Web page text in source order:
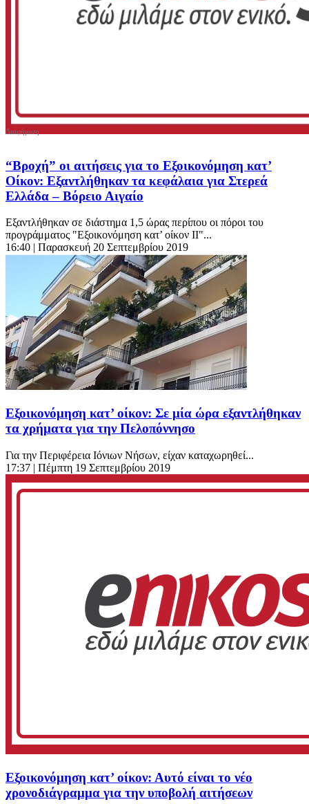
“Βροχή” οι αιτήσεις για το Εξοικονόμηση κατ’
Οίκον: Εξαντλήθηκαν τα κεφάλαια για Στερεά
Ελλάδα – Βόρειο Αιγαίο
Εξαντλήθηκαν σε διάστημα 1,5 ώρας περίπου οι πόροι του
προγράμματος "Εξοικονόμηση κατ’ οίκον ΙΙ"...
16:40 | Παρασκευή 20 Σεπτεμβρίου 2019
Εξοικονόμηση κατ’ οίκον: Σε μία ώρα εξαντλήθηκαν
τα χρήματα για την Πελοπόννησο
Για την Περιφέρεια Ιόνιων Νήσων, είχαν καταχωρηθεί...
17:37 | Πέμπτη 19 Σεπτεμβρίου 2019
Εξοικονόμηση κατ’ οίκον: Αυτό είναι το νέο
χρονοδιάγραμμα για την υποβολή αιτήσεων